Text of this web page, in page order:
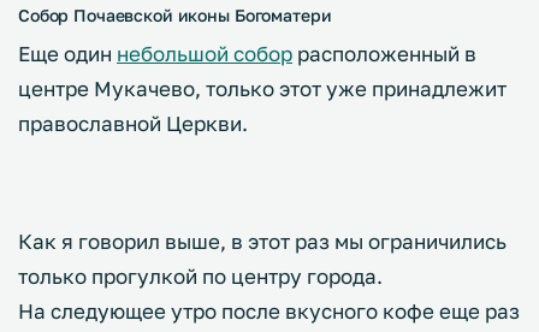
Собор Почаевской иконы Богоматери
Еще один небольшой собор расположенный в
центре Мукачево, только этот уже принадлежит
православной Церкви.
Как я говорил выше, в этот раз мы ограничились
только прогулкой по центру города.
На следующее утро после вкусного кофе еще раз